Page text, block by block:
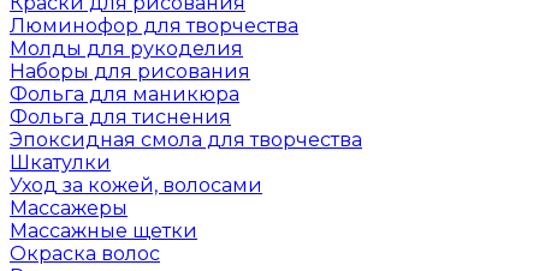
Люминофор для творчества
Молды для рукоделия
Наборы для рисования
Фольга для маникюра
Фольга для тиснения
Эпоксидная смола для творчества
Шкатулки
Уход за кожей, волосами
Массажеры
Массажные щетки
Окраска волос